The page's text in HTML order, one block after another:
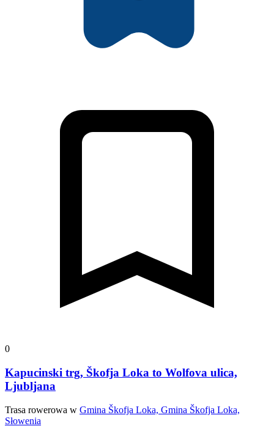
0
Kapucinski trg, Škofja Loka to Wolfova ulica,
Ljubljana
Trasa rowerowa w Gmina Škofja Loka, Gmina Škofja Loka,
Słowenia